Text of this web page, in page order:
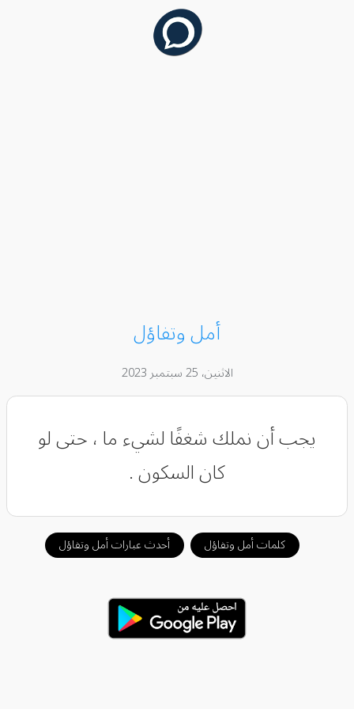
أمل وتفاؤل
الاثنين، 25 سبتمبر 2023
يجب أن نملك شغفًا لشيء ما ، حتى لو
كان السكون .
كلمات أمل وتفاؤل أحدث عبارات أمل وتفاؤل